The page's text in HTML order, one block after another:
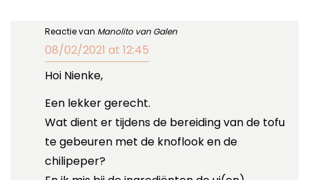
Reactie van Manolito van Galen
08/02/2021 at 12:45
Hoi Nienke,
Een lekker gerecht.
Wat dient er tijdens de bereiding van de tofu
te gebeuren met de knoflook en de
chilipeper?